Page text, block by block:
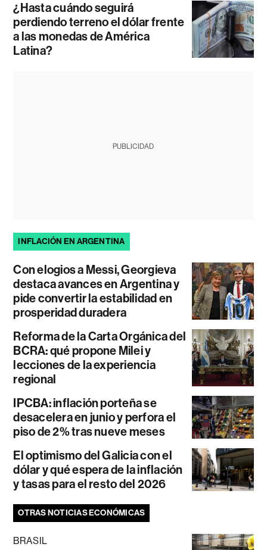
¿Hasta cuándo seguirá
perdiendo terreno el dólar frente
a las monedas de América
Latina?
PUBLICIDAD
INFLACIÓN EN ARGENTINA
Con elogios a Messi, Georgieva
destaca avances en Argentina y
pide convertir la estabilidad en
prosperidad duradera
Reforma de la Carta Orgánica del
BCRA: qué propone Milei y
lecciones de la experiencia
regional
IPCBA: inflación porteña se
desacelera en junio y perfora el
piso de 2% tras nueve meses
El optimismo del Galicia con el
dólar y qué espera de la inflación
y tasas para el resto del 2026
OTRAS NOTICIAS ECONÓMICAS
BRASIL